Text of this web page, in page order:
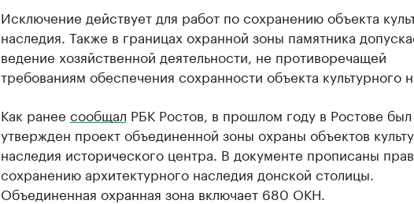
Исключение действует для работ по сохранению объекта
наследия. Также в границах охранной зоны памятника
ведение хозяйственной деятельности, не противоречащей
требованиям обеспечения сохранности объекта культурного
Как ранее сообщал РБК Ростов, в прошлом году в Ростове был
утвержден проект объединенной зоны охраны объектов
наследия исторического центра. В документе прописаны
сохранению архитектурного наследия донской столицы.
Объединенная охранная зона включает 680 ОКН.